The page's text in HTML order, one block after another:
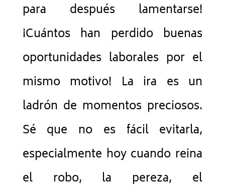
para después lamentarse!
¡Cuántos han perdido buenas
oportunidades laborales por el
mismo motivo! La ira es un
ladrón de momentos preciosos.
Sé que no es fácil evitarla,
especialmente hoy cuando reina
el robo, la pereza, el